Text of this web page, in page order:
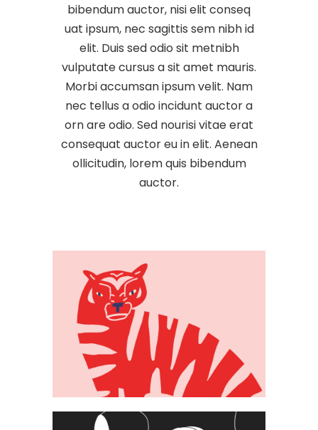
bibendum auctor, nisi elit conseq
uat ipsum, nec sagittis sem nibh id
elit. Duis sed odio sit metnibh
vulputate cursus a sit amet mauris.
Morbi accumsan ipsum velit. Nam
nec tellus a odio incidunt auctor a
orn are odio. Sed nourisi vitae erat
consequat auctor eu in elit. Aenean
ollicitudin, lorem quis bibendum
auctor.